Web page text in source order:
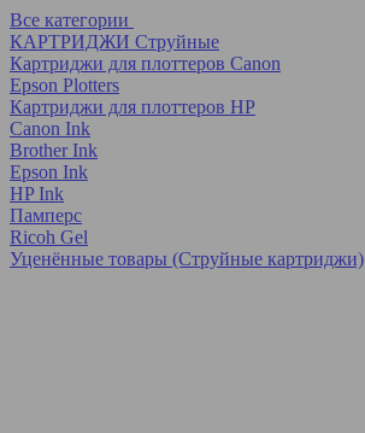
Все категории
КАРТРИДЖИ Струйные
Картриджи для плоттеров Canon
Epson Plotters
Картриджи для плоттеров HP
Canon Ink
Brother Ink
Epson Ink
HP Ink
Памперс
Ricoh Gel
Уценённые товары (Струйные картриджи)